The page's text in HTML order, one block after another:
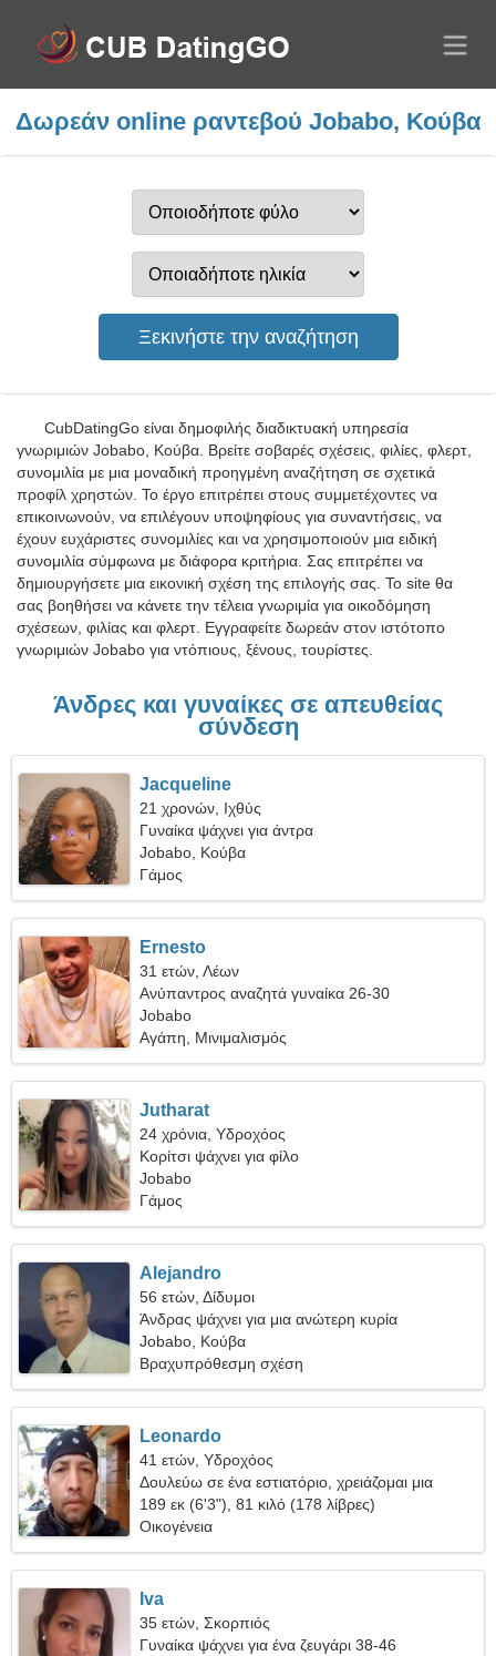
Δωρεάν online ραντεβού Jobabo, Κούβα
CubDatingGo είναι δημοφιλής διαδικτυακή υπηρεσία
γνωριμιών Jobabo, Κούβα. Βρείτε σοβαρές σχέσεις, φιλίες, φλερτ,
συνομιλία με μια μοναδική προηγμένη αναζήτηση σε σχετικά
προφίλ χρηστών. Το έργο επιτρέπει στους συμμετέχοντες να
επικοινωνούν, να επιλέγουν υποψηφίους για συναντήσεις, να
έχουν ευχάριστες συνομιλίες και να χρησιμοποιούν μια ειδική
συνομιλία σύμφωνα με διάφορα κριτήρια. Σας επιτρέπει να
δημιουργήσετε μια εικονική σχέση της επιλογής σας. Το site θα
σας βοηθήσει να κάνετε την τέλεια γνωριμία για οικοδόμηση
σχέσεων, φιλίας και φλερτ. Εγγραφείτε δωρεάν στον ιστότοπο
γνωριμιών Jobabo για ντόπιους, ξένους, τουρίστες.
Άνδρες και γυναίκες σε απευθείας
σύνδεση
Jacqueline
21 χρονών, Ιχθύς
Γυναίκα ψάχνει για άντρα
Jobabo, Κούβα
Γάμος
Ernesto
31 ετών, Λέων
Ανύπαντρος αναζητά γυναίκα 26-30
Jobabo
Αγάπη, Μινιμαλισμός
Jutharat
24 χρόνια, Υδροχόος
Κορίτσι ψάχνει για φίλο
Jobabo
Γάμος
Alejandro
56 ετών, Δίδυμοι
Άνδρας ψάχνει για μια ανώτερη κυρία
Jobabo, Κούβα
Βραχυπρόθεσμη σχέση
Leonardo
41 ετών, Υδροχόος
Δουλεύω σε ένα εστιατόριο, χρειάζομαι μια
δροσερή γυναίκα
189 εκ (6'3"), 81 κιλό (178 λίβρες)
Οικογένεια
Iva
35 ετών, Σκορπιός
Γυναίκα ψάχνει για ένα ζευγάρι 38-46